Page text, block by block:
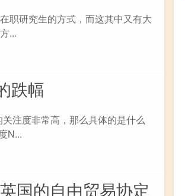
职研究生的方式，而这其中又有大
...
跌幅
注度非常高，那么具体的是什么
N...
国的自由贸易协定